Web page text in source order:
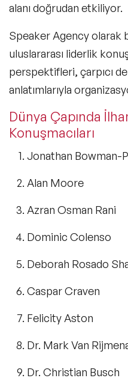
alanı doğrudan etkiliyor.
Speaker Agency olarak
uluslararası liderlik
perspektifleri, çarpıcı
anlatımlarıyla
Dünya Çapında
Konuşmacıları
Jonathan Bowman-
Alan Moore
Azran Osman Rani
Dominic Colenso
Deborah Rosado
Caspar Craven
Felicity Aston
Dr. Mark Van
Dr. Christian Busch